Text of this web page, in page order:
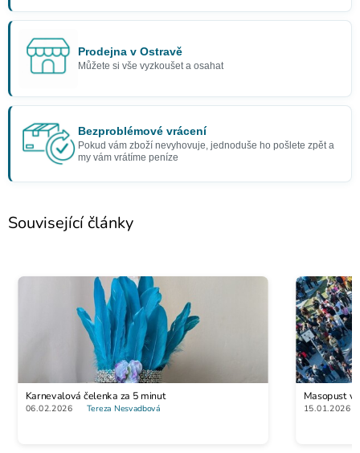
Prodejna v Ostravě
Můžete si vše vyzkoušet a osahat
Bezproblémové vrácení
Pokud vám zboží nevyhovuje, jednoduše ho pošlete zpět a
my vám vrátíme peníze
Související články
Karnevalová čelenka za 5 minut
06.02.2026 Tereza Nesvadbová
Masopust
15.01.2026